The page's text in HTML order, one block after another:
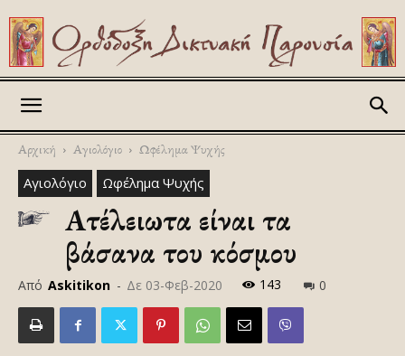
Αρχική Αγιολόγιο Ωφέλημα Ψυχής
Αγιολόγιο Ωφέλημα Ψυχής
Ατέλειωτα είναι τα
βάσανα του κόσμου
Από Askitikon - Δε 03-Φεβ-2020 143 0